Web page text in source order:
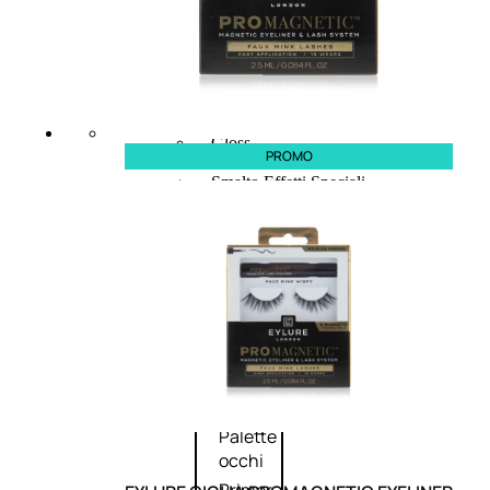
Bb E Cc Cream
Matita Occhi
Matita Sopracciglia
Mascara
Eyeliner
Gloss
Smalto Effetti Speciali
Palette
occhi
PROMO